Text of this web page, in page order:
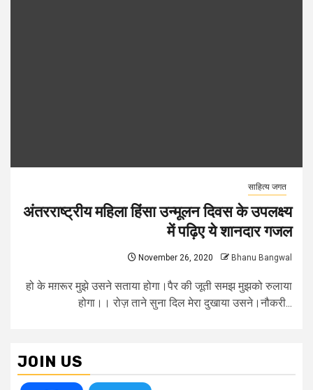
साहित्य जगत
अंतरराष्ट्रीय महिला हिंसा उन्मूलन दिवस के उपलक्ष्य
में पढ़िए ये शानदार गजल
November 26, 2020 Bhanu Bangwal
हो के मग़रूर मुझे उसने सताया होगा।पैर की जूती समझ मुझको रुलाया
होगा।। रोज़ ताने सुना दिल मेरा दुखाया उसने।नौकरी...
JOIN US